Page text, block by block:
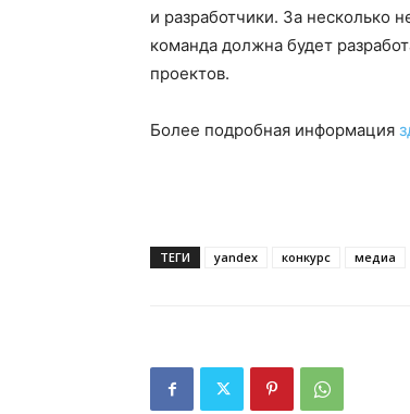
и разработчики. За несколько
команда должна будет
проектов.
Более подробная информация
ТЕГИ yandex конкурс медиа